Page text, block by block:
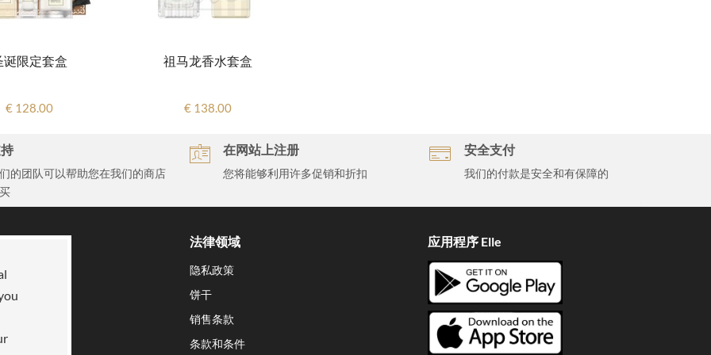
诞限定套盒
€ 128.00
祖马龙香水套盒
€ 138.00
的团队可以帮助您在我们的商店
在网站上注册
您将能够利用许多促销和折扣
安全支付
我们的付款是安全和有保障的
法律领域
隐私政策
饼干
销售条款
条款和条件
应用程序 Elle